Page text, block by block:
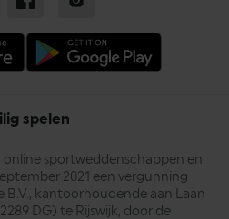
spelen
sportweddenschappen en
2021 een vergunning
B.V., kantoorhoudende aan Laan
DG) te Rijswijk, door de